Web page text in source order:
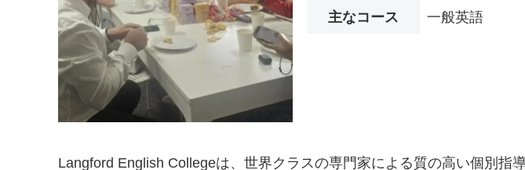
主なコース 一般英語
Langford English Collegeは、世界クラスの専門家による質の高い個別